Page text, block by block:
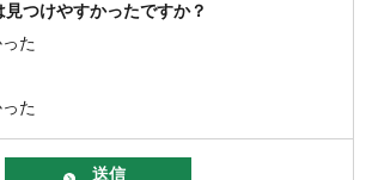
つけやすかったですか？
た
た